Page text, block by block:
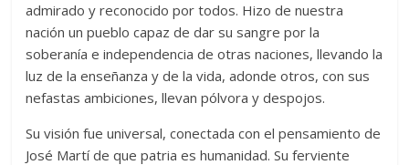
admirado y reconocido por todos. Hizo de nuestra
nación un pueblo capaz de dar su sangre por la
soberanía e independencia de otras naciones, llevando la
luz de la enseñanza y de la vida, adonde otros, con sus
nefastas ambiciones, llevan pólvora y despojos.
Su visión fue universal, conectada con el pensamiento de
José Martí de que patria es humanidad. Su ferviente